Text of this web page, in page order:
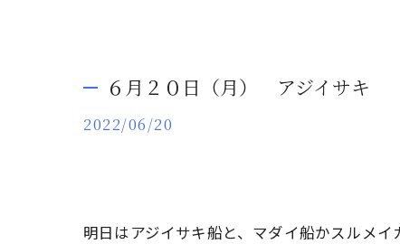
６月２０日（月） アジイサキ
2022/06/20
明日はアジイサキ船と、マダイ船かスルメイ